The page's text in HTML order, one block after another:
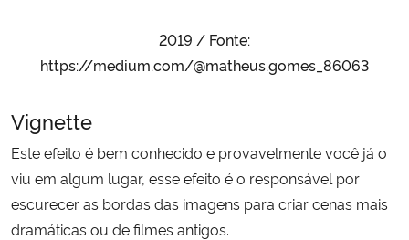
2019 / Fonte:
https://medium.com/@matheus.gomes_86063
Vignette
Este efeito é bem conhecido e provavelmente você já o
viu em algum lugar, esse efeito é o responsável por
escurecer as bordas das imagens para criar cenas mais
dramáticas ou de filmes antigos.